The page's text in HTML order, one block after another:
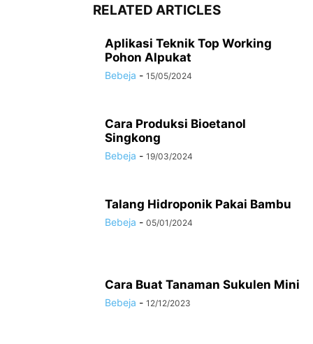
RELATED ARTICLES
Aplikasi Teknik Top Working
Pohon Alpukat
Bebeja - 15/05/2024
Cara Produksi Bioetanol
Singkong
Bebeja - 19/03/2024
Talang Hidroponik Pakai Bambu
Bebeja - 05/01/2024
Cara Buat Tanaman Sukulen Mini
Bebeja - 12/12/2023